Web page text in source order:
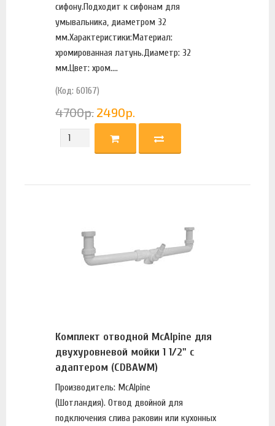
сифону.Подходит к сифонам для
умывальника, диаметром 32
мм.Характеристики:Материал:
хромированная латунь.Диаметр: 32
мм.Цвет: хром....
(Код: 60167)
4700р. 2490р.
Комплект отводной McAlpine для
двухуровневой мойки 1 1/2" с
адаптером (CDBAWM)
Производитель: McAlpine
(Шотландия). Отвод двойной для
подключения слива раковин или кухонных